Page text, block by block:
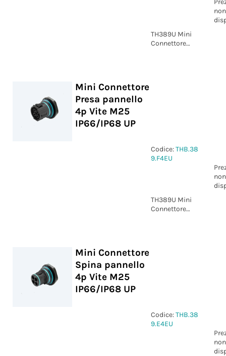
non
TH389U Mini
Connettore
Mini Connettore
Presa pannello
4p Vite M25
IP66/IP68 UP
Codice:THB.38
9.F4EU
non
TH389U Mini
Connettore
Mini Connettore
Spina pannello
4p Vite M25
IP66/IP68 UP
Codice:THB.38
9.E4EU
non